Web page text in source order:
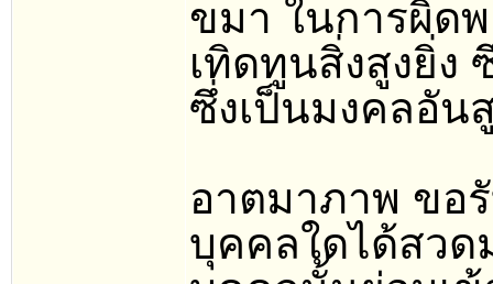
ขมา ในการผิด
เทิดทูนสิ่งสูงยิ่ง
ซึ่งเป็นมงคลอัน
อาตมาภาพ ขอ
บุคคลใดได้สวด